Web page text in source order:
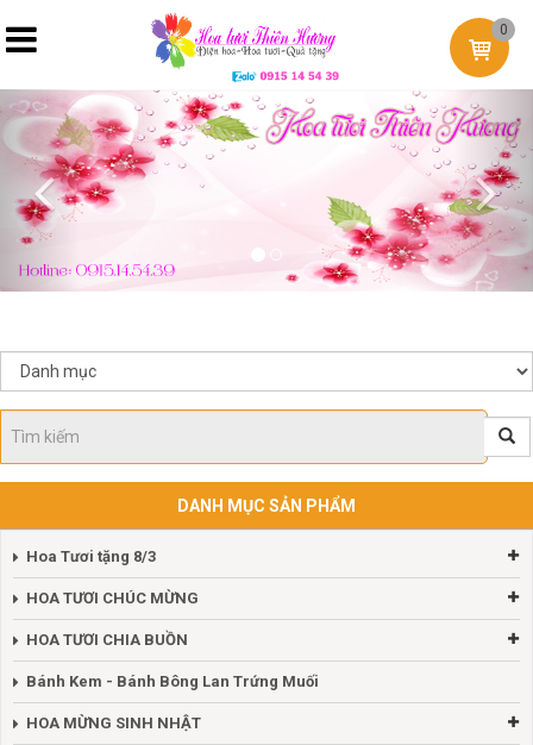
0
Previous
DANH MỤC SẢN PHẨM
Hoa Tươi tặng 8/3
HOA TƯƠI CHÚC MỪNG
HOA TƯƠI CHIA BUỒN
Bánh Kem - Bánh Bông Lan Trứng Muối
HOA MỪNG SINH NHẬT